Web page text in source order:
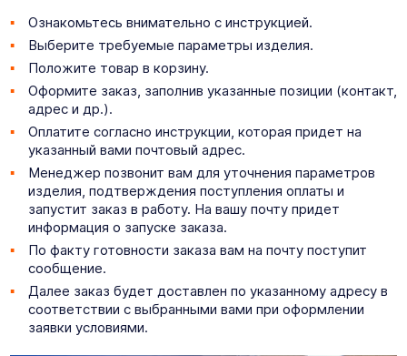
Ознакомьтесь внимательно с инструкцией.
Выберите требуемые параметры изделия.
Положите товар в корзину.
Оформите заказ, заполнив указанные позиции (контакт,
адрес и др.).
Оплатите согласно инструкции, которая придет на
указанный вами почтовый адрес.
Менеджер позвонит вам для уточнения параметров
изделия, подтверждения поступления оплаты и
запустит заказ в работу. На вашу почту придет
информация о запуске заказа.
По факту готовности заказа вам на почту поступит
сообщение.
Далее заказ будет доставлен по указанному адресу в
соответствии с выбранными вами при оформлении
заявки условиями.